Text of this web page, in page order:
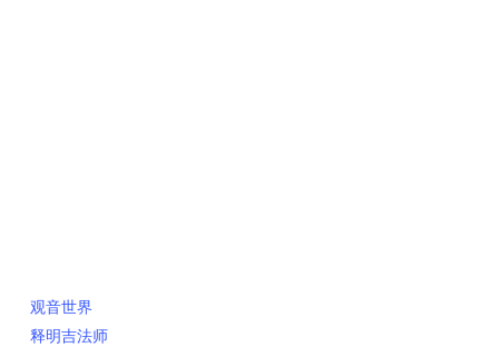
观音世界
释明吉法师